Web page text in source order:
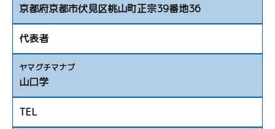
京都府京都市伏見区桃山町正宗39番地36
代表者
ヤマグチマナブ
山口学
TEL